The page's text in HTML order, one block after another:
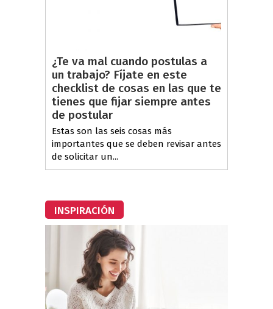
¿Te va mal cuando postulas a
un trabajo? Fíjate en este
checklist de cosas en las que te
tienes que fijar siempre antes
de postular
Estas son las seis cosas más
importantes que se deben revisar antes
de solicitar un...
INSPIRACIÓN